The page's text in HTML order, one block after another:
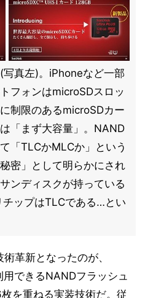
真左)。iPhoneなど一部
フォンはmicroSDスロッ
制限のあるmicroSDカー
「まず大容量」。NAND
「TLCかMLCか」という
密」として明らかにされ
ンディスクが持っている
ップはTLCである…とい
革新となったのが、
できるNANDフラッシュ
を重ねる実装技術だ。従